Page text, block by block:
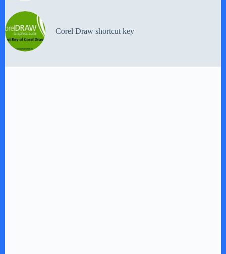
Corel Draw shortcut key